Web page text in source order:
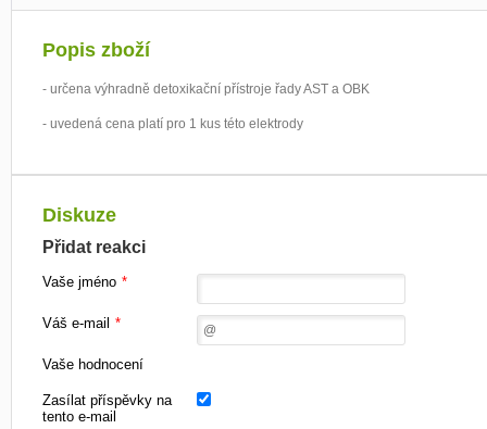
Popis zboží
- určena výhradně detoxikační přístroje řady AST a OBK
- uvedená cena platí pro 1 kus této elektrody
Diskuze
Přidat reakci
Vaše jméno *
Váš e-mail *
Vaše hodnocení
Zasílat příspěvky na
tento e-mail